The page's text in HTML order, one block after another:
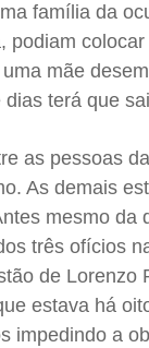
família da
podiam
mãe
terá que
as pessoas
As demais
mesmo
três ofícios
de Lorenzo
estava há
impedindo a